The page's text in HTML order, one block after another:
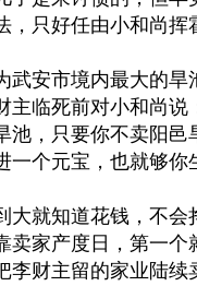
，只好任由小和尚挥
武安市境内最大的旱
主临死前对小和尚说
池，只要你不卖阳邑
一个元宝，也就够你
大就知道花钱，不会
卖家产度日，第一个
李财主留的家业陆续